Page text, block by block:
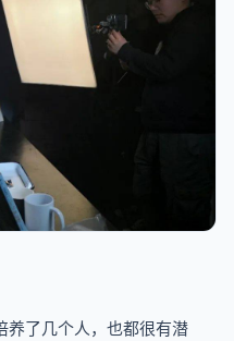
养了几个人，也都很有潜